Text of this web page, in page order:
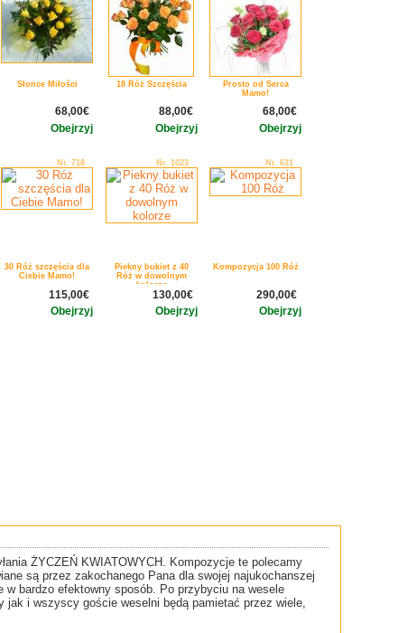
Słonce Miłości
68,00€
Obejrzyj
18 Róż Szczęścia
88,00€
Obejrzyj
Prosto od Serca
Mamo!
68,00€
Obejrzyj
Nr. 718
30 Róż szczęścia dla
Ciebie Mamo!
115,00€
Obejrzyj
Nr. 1023
Piekny bukiet z 40
Róż w dowolnym
kolorze
130,00€
Obejrzyj
Nr. 631
Kompozycja 100 Róż
290,00€
Obejrzyj
ŻYCZEŃ KWIATOWYCH. Kompozycje te polecamy
są przez zakochanego Pana dla swojej najukochanszej
bardzo efektowny sposób. Po przybyciu na wesele
jak i wszyscy goście weselni będą pamietać przez wiele,